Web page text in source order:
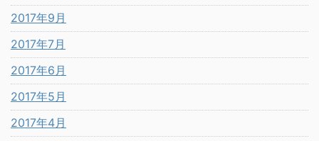
2017年9月
2017年7月
2017年6月
2017年5月
2017年4月